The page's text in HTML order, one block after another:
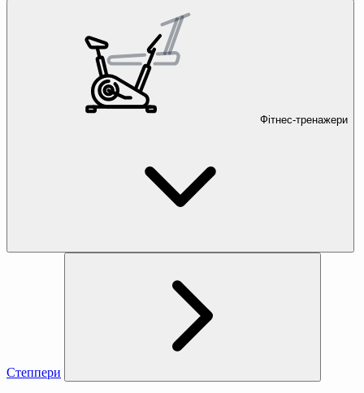
Фітнес-тренажери
Степпери